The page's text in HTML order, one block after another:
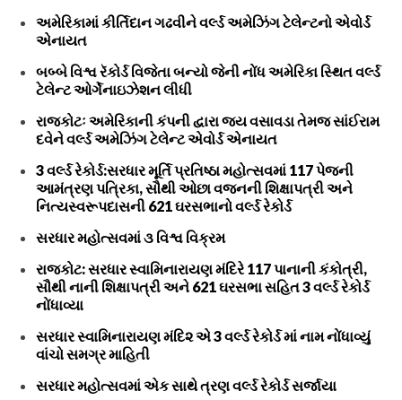
અમેરિકામાં કીર્તિદાન ગઢવીને વર્લ્ડ અમેઝિંગ ટેલેન્ટનો એવોર્ડ
એનાયત
બબ્બે વિશ્વ રૅકોર્ડ વિજેતા બન્યો જેની નોંધ અમેરિકા સ્થિત વર્લ્ડ
ટેલેન્ટ ઓર્ગેનાઇઝેશન લીધી
રાજકોટઃ અમેરિકાની કંપની દ્વારા જય વસાવડા તેમજ સાંઈરામ
દવેને વર્લ્ડ અમેઝિંગ ટેલેન્ટ એવોર્ડ એનાયત
3 વર્લ્ડ રેકોર્ડ:સરધાર મૂર્તિ પ્રતિષ્ઠા મહોત્સવમાં 117 પેજની
આમંત્રણ પત્રિકા, સૌથી ઓછા વજનની શિક્ષાપત્રી અને
નિત્યસ્વરૂપદાસની 621 ઘરસભાનો વર્લ્ડ રેકોર્ડ
સરધાર મહોત્સવમાં ૩ વિશ્વ વિક્રમ
રાજકોટ: સરધાર સ્વામિનારાયણ મંદિરે 117 પાનાની કંકોત્રી,
સૌથી નાની શિક્ષાપત્રી અને 621 ઘરસભા સહિત 3 વર્લ્ડ રેકોર્ડ
નોંધાવ્યા
સરધાર સ્વામિનારાયણ મંદિ૨ એ 3 વર્લ્ડ રેકોર્ડ માં નામ નોંધાવ્યું
વાંચો સમગ્ર માહિતી
સરધાર મહોત્સવમાં એક સાથે ત્રણ વર્લ્ડ રેકોર્ડ સર્જાયા